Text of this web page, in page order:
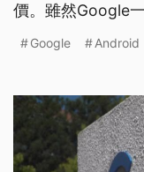
價。雖然Google
Google Android